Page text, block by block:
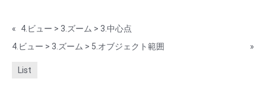
«
4.ビュー > 3.ズーム > 3.中心点
4.ビュー > 3.ズーム > 5.オブジェクト範囲
»
List